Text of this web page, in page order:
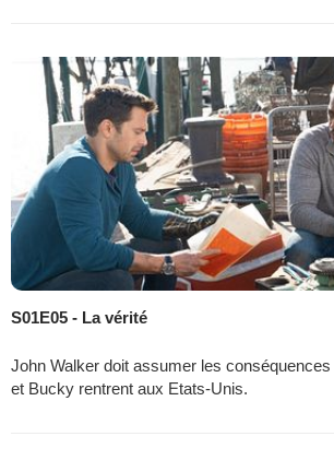
S01E05 - La vérité
John Walker doit assumer les
et Bucky rentrent aux Etats-Unis.